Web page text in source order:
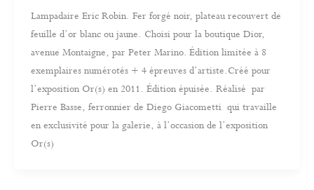
Lampadaire Eric Robin. Fer forgé noir, plateau recouvert de
feuille d’or blanc ou jaune. Choisi pour la boutique Dior,
avenue Montaigne, par Peter Marino. Édition limitée à 8
exemplaires numérotés + 4 épreuves d’artiste.Créé pour
l’exposition Or(s) en 2011. Édition épuisée. Réalisé par
Pierre Basse, ferronnier de Diego Giacometti qui travaille
en exclusivité pour la galerie, à l’occasion de l’exposition
Or(s)